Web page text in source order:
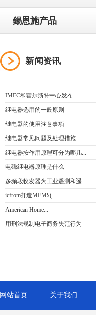
錫恩施产品
新闻资讯
IMEC和霍尔斯特中心发布...
继电器选用的一般原则
继电器的使用注意事项
继电器常见问题及处理措施
继电器按作用原理可分为哪几...
电磁继电器原理是什么
多频段收发器为工业遥测和遥...
icfrom打造MEMS(...
American Home...
用刑法规制电子商务失范行为
网站首页 关于我们